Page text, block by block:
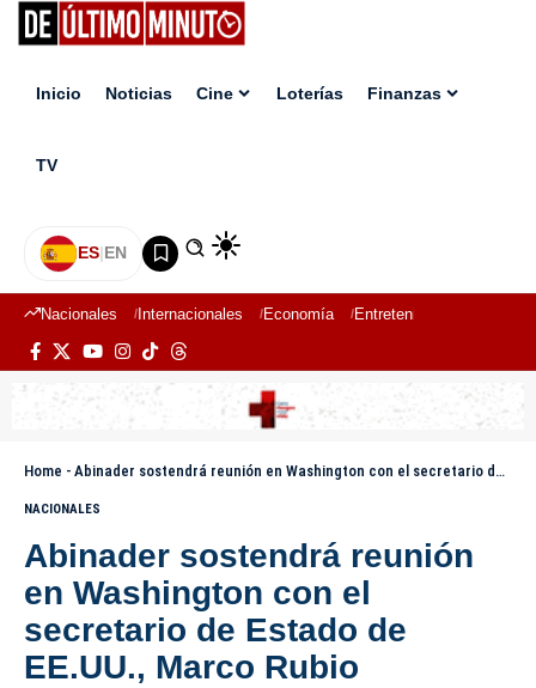
Inicio Noticias Cine Loterías Finanzas
TV
ES|EN
Nacionales Internacionales Economía Entretenimiento
Home - Abinader sostendrá reunión en Washington con el secretario de Estado de EE.UU., Marco Rubio
NACIONALES
Abinader sostendrá reunión
en Washington con el
secretario de Estado de
EE.UU., Marco Rubio